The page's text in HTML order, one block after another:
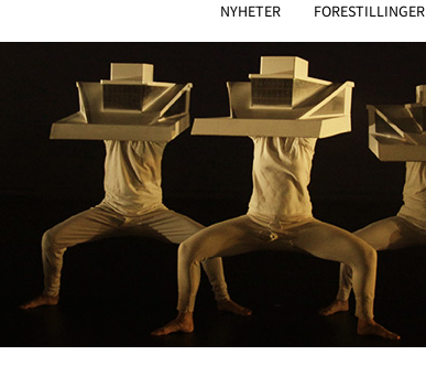
NYHETER FORESTILLINGER